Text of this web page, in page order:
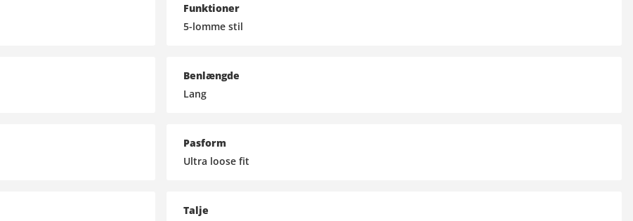
Funktioner
5-lomme stil
Benlængde
Lang
Pasform
Ultra loose fit
Talje